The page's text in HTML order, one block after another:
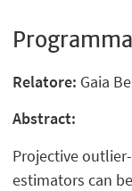
Programma
Relatore: Gaia
Abstract:
Projective
estimators can